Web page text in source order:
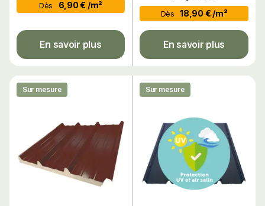
Dès 6,90 € /m²
En savoir plus
Dès 18,90 € /m²
En savoir plus
Sur mesure Sur mesure